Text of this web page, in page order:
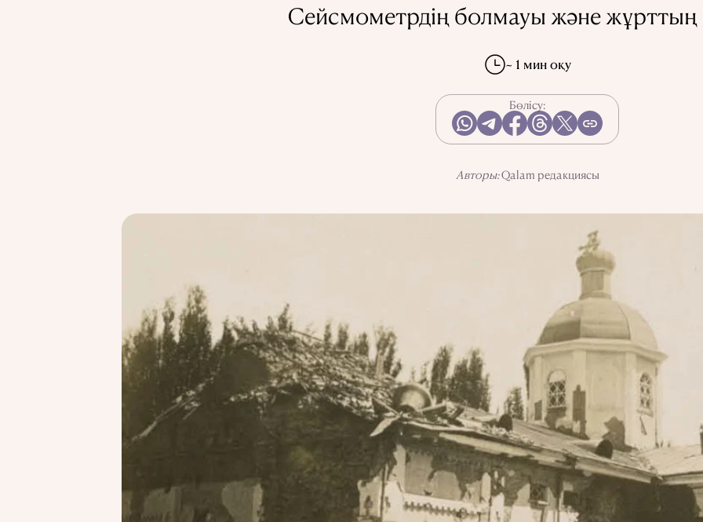
Сейсмометрдің болмауы және
~ 1 мин оқу
Бөлісу:
Авторы:Qalam редакциясы